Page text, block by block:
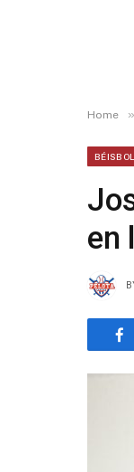
Home »
BÉISBOL
en